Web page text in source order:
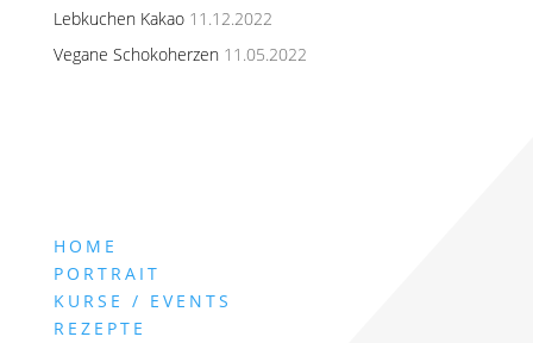
Lebkuchen Kakao 11.12.2022
Vegane Schokoherzen 11.05.2022
HOME
PORTRAIT
KURSE / EVENTS
REZEPTE